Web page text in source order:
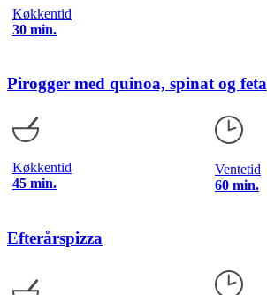
Køkkentid
30 min.
Pirogger med quinoa, spinat og feta
Køkkentid
45 min.
Ventetid
60 min.
Efterårspizza